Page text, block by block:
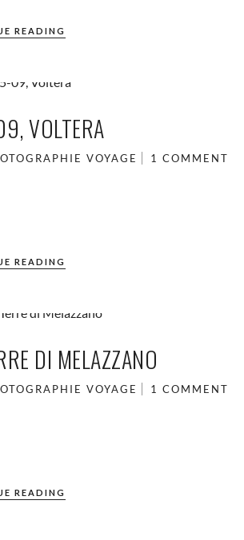
READING
VOLTERA
VOYAGE 1 COMMENT
READING
DI MELAZZANO
VOYAGE 1 COMMENT
READING